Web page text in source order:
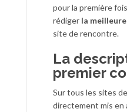
pour la première
rédiger la
site de rencontre.
La
premier
Sur tous les sites
directement mis en